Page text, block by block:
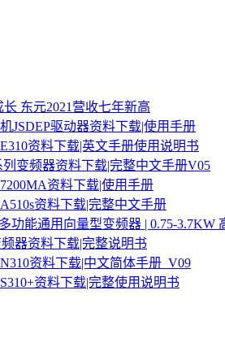
东元2021营收七年新高
JSDEP驱动器资料下载|使用手册
资料下载|英文手册使用说明书
列变频器资料下载|完整中文手册V05
资料下载|使用手册
资料下载|完整中文手册
功能通用向量型变频器 | 0.75-3.7KW
器资料下载|完整说明书
资料下载|中文简体手册_V09
资料下载|完整使用说明书